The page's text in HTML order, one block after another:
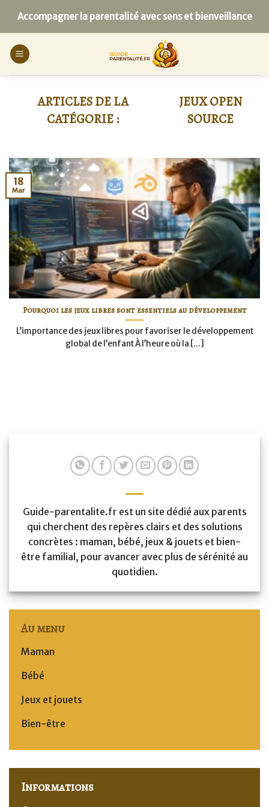
content
Accompagner la parentalité avec sens et bienveillance
JEUX OPEN
SOURCE
Pourquoi les jeux libres sont essentiels au développement
L’importance des jeux libres pour favoriser le développement
global de l’enfant À l’heure où la [...]
18
Mar
Guide-parentalite.fr est un site dédié aux parents
qui cherchent des repères clairs et des solutions
concrètes : maman, bébé, jeux & jouets et bien-
être familial, pour avancer avec plus de sérénité au
quotidien.
Au menu
Maman
Bébé
Jeux et jouets
Bien-être
Informations